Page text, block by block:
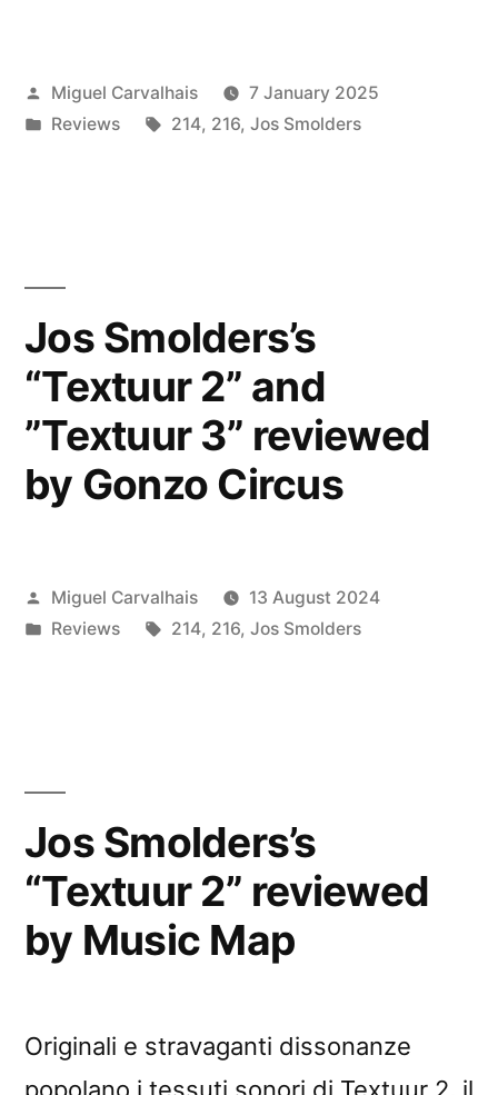
1
to
Noten”
Posted
by
Miguel Carvalhais
7 January 2025
Posted
Reviews Tags:
214, 216, Jos Smolders
Jos Smolders’s
“Textuur 2” and
”Textuur 3” reviewed
by Gonzo Circus
Posted
by
Miguel Carvalhais
13 August 2024
Posted
Reviews Tags:
214, 216, Jos Smolders
Jos Smolders’s
“Textuur 2” reviewed
by Music Map
Originali e stravaganti dissonanze
popolano i tessuti sonori di Textuur 2, il